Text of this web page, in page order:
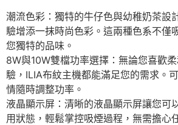
潮流色彩：獨特的牛仔色與幼稚奶茶設
驗增添一抹時尚色彩。這兩種色系不僅
您獨特的品味。
8W與10W雙檔功率選擇：無論您喜歡
驗，ILIA布紋主機都能滿足您的需求。
情隨時調整功率。
液晶顯示屏：清晰的液晶顯示屏讓您可
用狀態，輕鬆掌控吸煙過程，無需擔心